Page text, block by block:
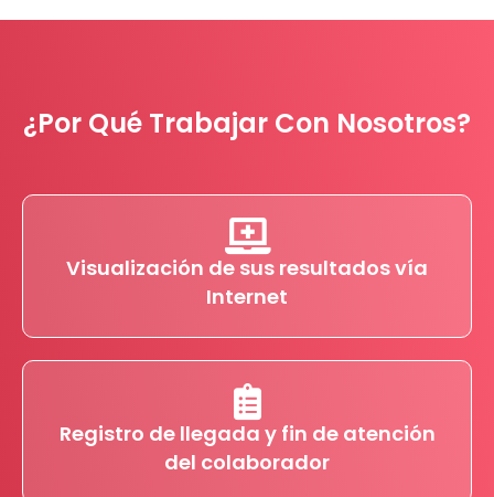
¿Por Qué Trabajar Con Nosotros?
Visualización de sus resultados vía
Internet
Registro de llegada y fin de atención
del colaborador